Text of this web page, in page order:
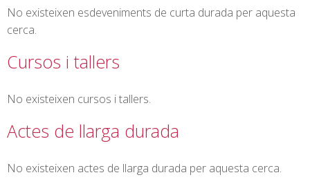
No existeixen esdeveniments de curta durada per aquesta
cerca.
Cursos i tallers
No existeixen cursos i tallers.
Actes de llarga durada
No existeixen actes de llarga durada per aquesta cerca.